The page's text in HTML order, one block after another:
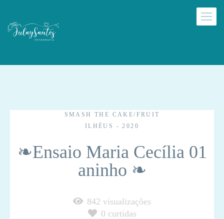
SMASH THE CAKE/FRUIT
ILHÉUS - 2020
❧Ensaio Maria Cecília 01
aninho ❧
842 visualizações
0 curtidas